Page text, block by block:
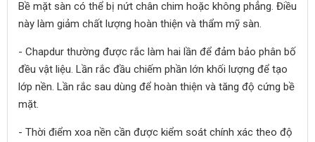
Bề mặt sàn có thể bị nứt chân chim hoặc không phẳng. Điều
này làm giảm chất lượng hoàn thiện và thẩm mỹ sàn.
- Chapdur thường được rắc làm hai lần để đảm bảo phân bố
đều vật liệu. Lần rắc đầu chiếm phần lớn khối lượng để tạo
lớp nền. Lần rắc sau dùng để hoàn thiện và tăng độ cứng bề
mặt.
- Thời điểm xoa nền cần được kiểm soát chính xác theo độ